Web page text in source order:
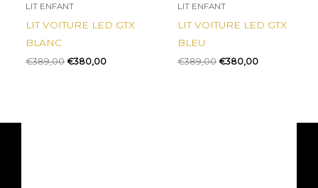
LIT ENFANT
LIT VOITURE LED GTX
BLANC
€389,00 €380,00
LIT ENFANT
LIT VOITURE LED GTX
BLEU
€389,00 €380,00